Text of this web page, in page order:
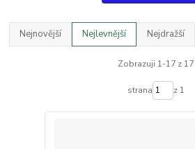
Nejnovější Nejlevnější Nejdražší
Zobrazuji 1-17 z 17
strana z 1